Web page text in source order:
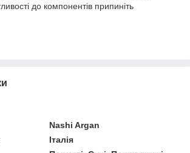
до компонентів припиніть
Nashi Argan
Італія